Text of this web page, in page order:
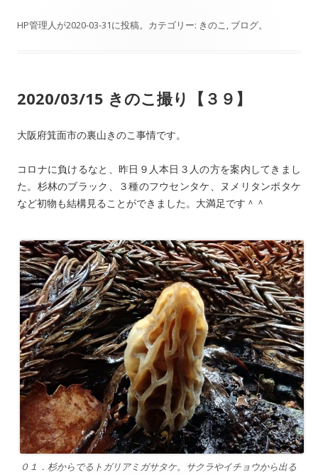
HP管理人が2020-03-31に投稿。カテゴリー: きのこ , ブログ。
2020/03/15 きのこ撮り【３９】
大阪府箕面市の裏山きのこ事情です。
コロナに負けるなと、昨日９人本日３人の方を案内してきまし
た。杉林のブラック、３種のフウセンタケ、ヌメリタンポタケ
など初物も結構見ることができました。大満足です＾＾
０１．杉からでるトガリアミガサタケ。サクラやイチョウから出る